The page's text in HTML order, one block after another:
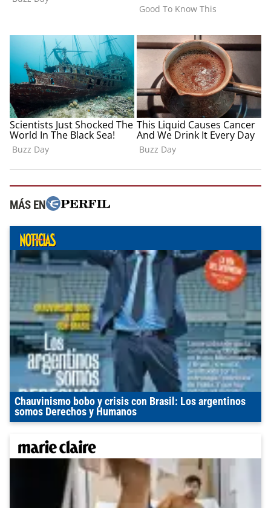
MÁS EN
Chauvinismo bobo y crisis con Brasil: Los argentinos
somos Derechos y Humanos